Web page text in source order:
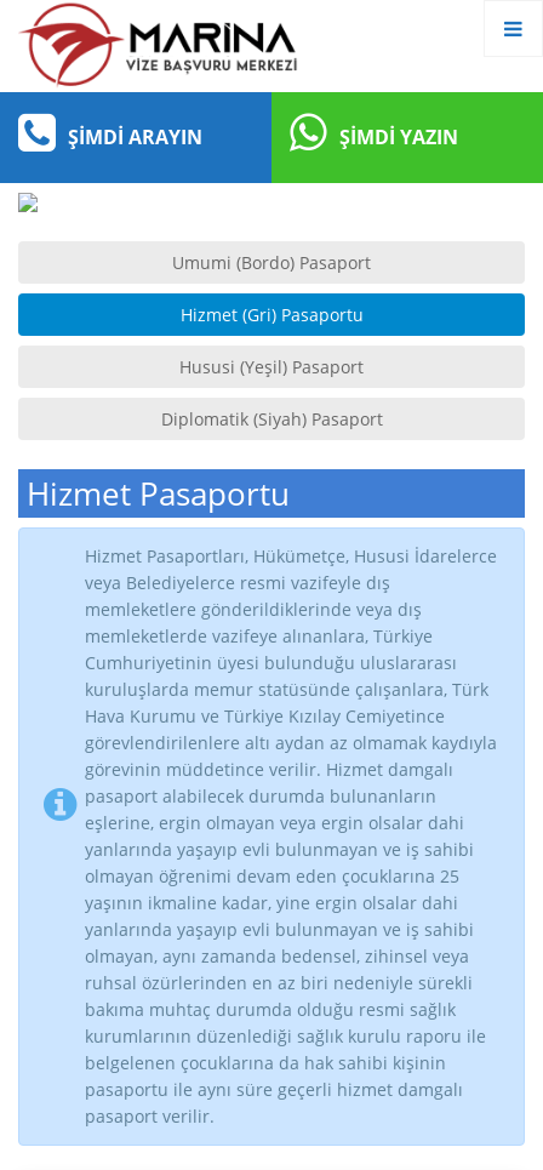
ŞIMDI ARAYIN ŞIMDI YAZIN
Umumi (Bordo) Pasaport
Hizmet (Gri) Pasaportu
Hususi (Yeşil) Pasaport
Diplomatik (Siyah) Pasaport
Hizmet Pasaportu
Hizmet Pasaportları, Hükümetçe, Hususi İdarelerce
veya Belediyelerce resmi vazifeyle dış
memleketlere gönderildiklerinde veya dış
memleketlerde vazifeye alınanlara, Türkiye
Cumhuriyetinin üyesi bulunduğu uluslararası
kuruluşlarda memur statüsünde çalışanlara, Türk
Hava Kurumu ve Türkiye Kızılay Cemiyetince
görevlendirilenlere altı aydan az olmamak kaydıyla
görevinin müddetince verilir. Hizmet damgalı
pasaport alabilecek durumda bulunanların
eşlerine, ergin olmayan veya ergin olsalar dahi
yanlarında yaşayıp evli bulunmayan ve iş sahibi
olmayan öğrenimi devam eden çocuklarına 25
yaşının ikmaline kadar, yine ergin olsalar dahi
yanlarında yaşayıp evli bulunmayan ve iş sahibi
olmayan, aynı zamanda bedensel, zihinsel veya
ruhsal özürlerinden en az biri nedeniyle sürekli
bakıma muhtaç durumda olduğu resmi sağlık
kurumlarının düzenlediği sağlık kurulu raporu ile
belgelenen çocuklarına da hak sahibi kişinin
pasaportu ile aynı süre geçerli hizmet damgalı
pasaport verilir.